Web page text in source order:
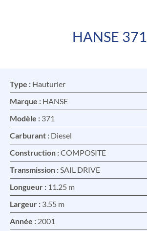
HANSE 371
Type : Hauturier
Marque : HANSE
Modèle : 371
Carburant : Diesel
Construction :COMPOSITE
Transmission :SAIL DRIVE
Longueur : 11.25 m
Largeur : 3.55 m
Année : 2001